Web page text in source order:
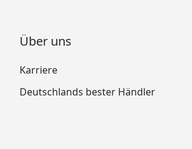
Über uns
Karriere
Deutschlands bester Händler